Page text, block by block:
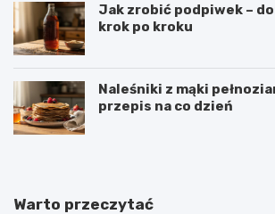
Jak zrobić podpiwek –
krok po kroku
Naleśniki z mąki
przepis na co dzień
Warto przeczytać